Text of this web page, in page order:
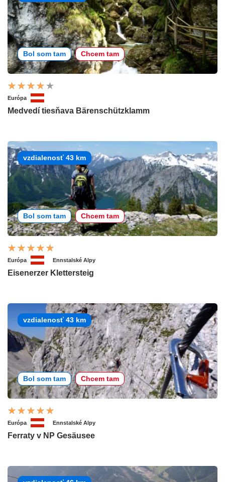
Bol som tam Chcem tam
Európa
Medvedí tiesňava Bärenschützklamm
vzdialenosť 43 km
Bol som tam Chcem tam
Európa Ennstalské Alpy
Eisenerzer Klettersteig
vzdialenosť 43 km
Bol som tam Chcem tam
Európa Ennstalské Alpy
Ferraty v NP Gesäusee